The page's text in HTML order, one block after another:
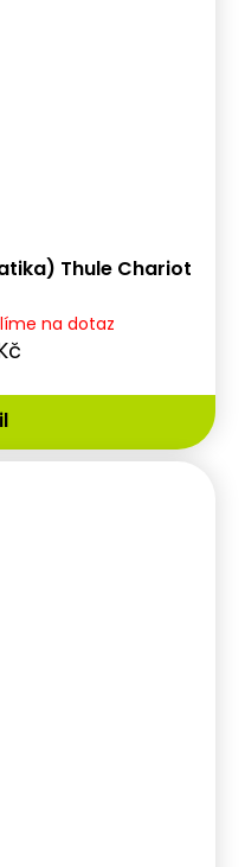
Thule Chariot
na dotaz